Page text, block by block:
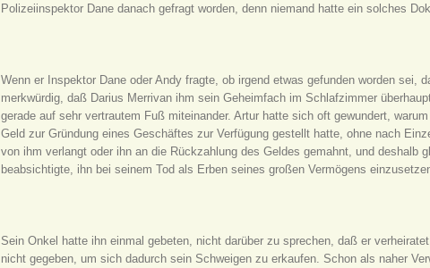
Polizeiinspektor Dane danach gefragt worden, denn niemand hatte ein solches
Wenn er Inspektor Dane oder Andy fragte, ob irgend etwas gefunden worden sei,
merkwürdig, daß Darius Merrivan ihm sein Geheimfach im Schlafzimmer
gerade auf sehr vertrautem Fuß miteinander. Artur hatte sich oft gewundert,
Geld zur Gründung eines Geschäftes zur Verfügung gestellt hatte, ohne nach
von ihm verlangt oder ihn an die Rückzahlung des Geldes gemahnt, und deshalb
beabsichtigte, ihn bei seinem Tod als Erben seines großen Vermögens
Sein Onkel hatte ihn einmal gebeten, nicht darüber zu sprechen, daß er
nicht gegeben, um sich dadurch sein Schweigen zu erkaufen. Schon als naher